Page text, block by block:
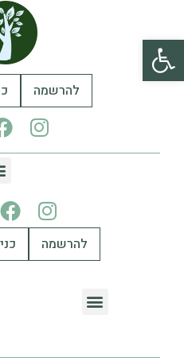
פתח סרגל
להרשמה
להרשמה